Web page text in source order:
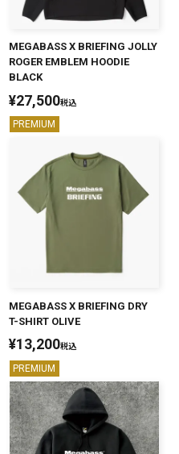
MEGABASS X BRIEFING JOLLY
ROGER EMBLEM HOODIE
BLACK
¥27,500税込
PREMIUM
MEGABASS X BRIEFING DRY
T-SHIRT OLIVE
¥13,200税込
PREMIUM